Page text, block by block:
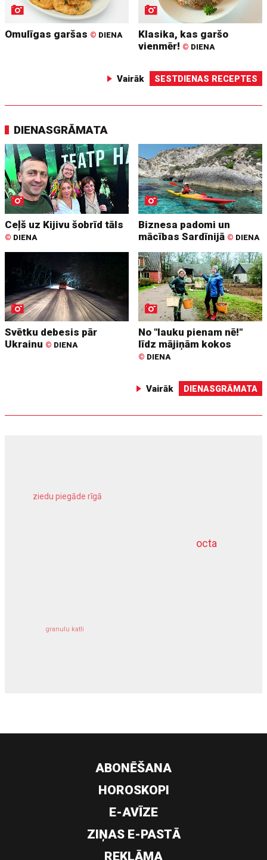
Omulīgas garšas © DIENA
Klasika, kas garšo
vienmēr! © DIENA
Vairāk SESTDIENAS RECEPTES
DIENASGRĀMATA
Ceļš uz Kijivu šobrīd tāls
© DIENA
Biznesa padomi un
mācības Sardīnijā © DIENA
Svētku debesis pār
Ukrainu © DIENA
No "lauku pienam nē!"
līdz mājiņām kokos
© DIENA
Vairāk DIENASGRĀMATA
octa
ziedu piegāde rīgā
granulu katli
dziļurbums
ABONĒŠANA
HOROSKOPI
E-AVĪZE
ZIŅAS E-PASTĀ
REKLĀMA